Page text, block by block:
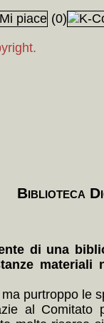
(0)
Biblioteca
di una
purtroppo le
al Comitato